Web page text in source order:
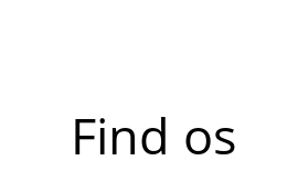
Find os